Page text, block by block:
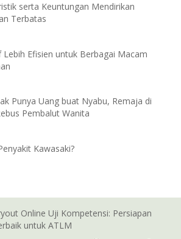
serta Keuntungan Mendirikan
Terbatas
Lebih Efisien untuk Berbagai Macam
Punya Uang buat Nyabu, Remaja di
Pembalut Wanita
Kawasaki?
Online Uji Kompetensi: Persiapan
untuk ATLM